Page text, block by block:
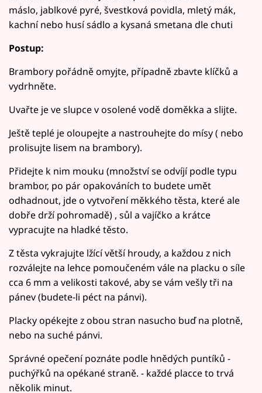
máslo, jablkové pyré, švestková povidla, mletý mák,
kachní nebo husí sádlo a kysaná smetana dle chuti
Postup:
Brambory pořádně omyjte, případně zbavte klíčků a
vydrhněte.
Uvařte je ve slupce v osolené vodě doměkka a slijte.
Ještě teplé je oloupejte a nastrouhejte do mísy ( nebo
prolisujte lisem na brambory).
Přidejte k nim mouku (množství se odvíjí podle typu
brambor, po pár opakováních to budete umět
odhadnout, jde o vytvoření měkkého těsta, které ale
dobře drží pohromadě) , sůl a vajíčko a krátce
vypracujte na hladké těsto.
Z těsta vykrajujte lžící větší hroudy, a každou z nich
rozválejte na lehce pomoučeném vále na placku o síle
cca 6 mm a velikosti takové, aby se vám vešly tři na
pánev (budete-li péct na pánvi).
Placky opékejte z obou stran nasucho buď na plotně,
nebo na suché pánvi.
Správné opečení poznáte podle hnědých puntíků -
puchýřků na opékané straně. - každé placce to trvá
několik minut.